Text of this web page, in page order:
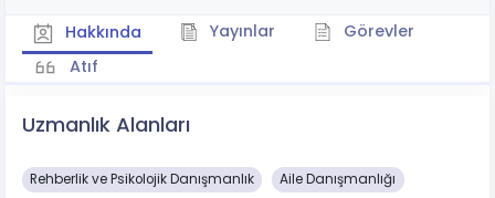
Hakkında Yayınlar
Görevler
Atıf
Uzmanlık Alanları
Rehberlik ve Psikolojik Danışmanlık Aile Danışmanlığı